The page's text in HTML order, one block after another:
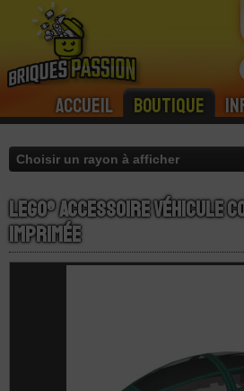
Accueil Boutique
LEGO® Accessoire Véhicule
Imprimée